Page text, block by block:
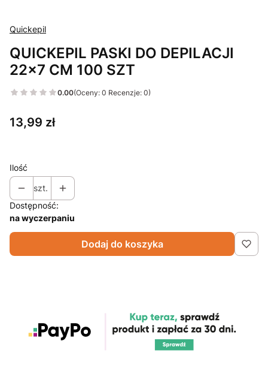
Quickepil
QUICKEPIL PASKI DO DEPILACJI
22x7 CM 100 SZT
0.00(Oceny: 0 Recenzje: 0)
Cena
13,99 zł
Ilość
szt.
Dostępność:
na wyczerpaniu
Dodaj do koszyka